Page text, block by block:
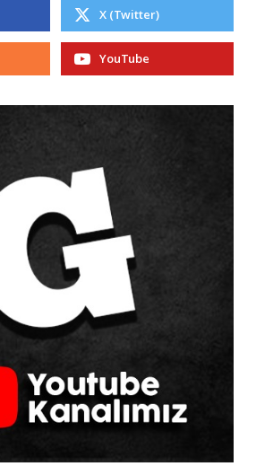
X (Twitter)
YouTube